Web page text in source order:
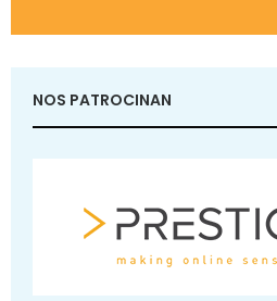
NOS PATROCINAN